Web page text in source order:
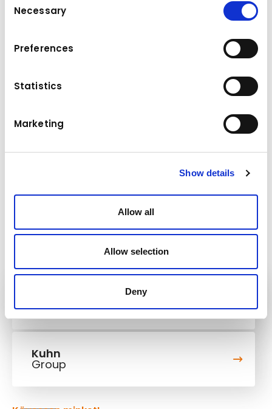
Selection
Necessary
Preferences
Statistics
Marketing
Show details
Allow all
Allow selection
Deny
Gumiabroncsok
Vul / Vul
Holtteher
1100 kg
Menetsebesség terhelés nélkül
6.0 km/h
Menetsebesség terheléssel
6.0 km/h
Építőipari berendezések
Kuhn
Group